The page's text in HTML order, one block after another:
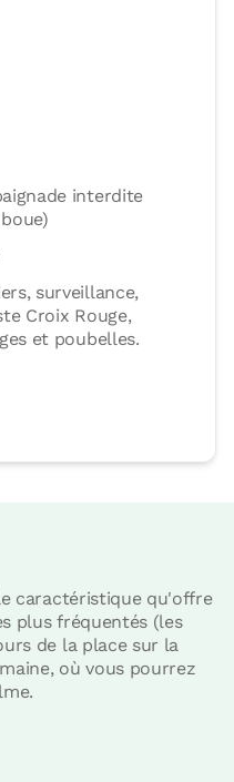
interdite
surveillance,
Croix Rouge,
et poubelles.
caractéristique qu'offre
plus fréquentés (les
de la place sur la
où vous pourrez